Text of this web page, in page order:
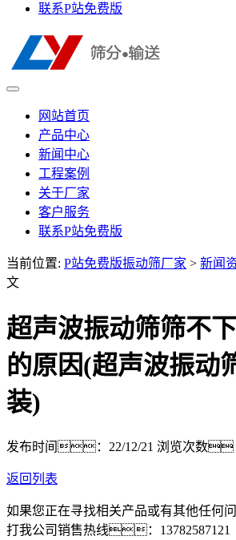
联系P站免费版
网站首页
产品中心
新闻中心
工程案例
关于厂家
客户服务
联系P站免费版
当前位置: P站免费版振动筛厂家 > 新闻
文
超声波振动筛筛不
的原因(超声波振动
装)
发布时间：22/12/21 浏览次数
返回列表
如果您正在寻找相关产品或有其他任
打我公司销售热线： 13782587121